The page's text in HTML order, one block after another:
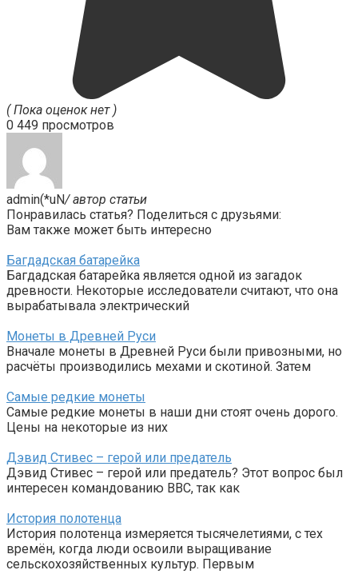
( Пока оценок нет )
0 449 просмотров
admin(*uN/ автор статьи
Понравилась статья? Поделиться с друзьями:
Вам также может быть интересно
Багдадская батарейка
Багдадская батарейка является одной из загадок
древности. Некоторые исследователи считают, что она
вырабатывала электрический
Монеты в Древней Руси
Вначале монеты в Древней Руси были привозными, но
расчёты производились мехами и скотиной. Затем
Самые редкие монеты
Самые редкие монеты в наши дни стоят очень дорого.
Цены на некоторые из них
Дэвид Стивес – герой или предатель
Дэвид Стивес – герой или предатель? Этот вопрос был
интересен командованию ВВС, так как
История полотенца
История полотенца измеряется тысячелетиями, с тех
времён, когда люди освоили выращивание
сельскохозяйственных культур. Первым